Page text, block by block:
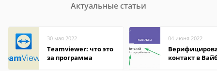
Актуальные статьи
30 мая 2022
Teamviewer: что это
за программа
04 июня 2022
контакт в